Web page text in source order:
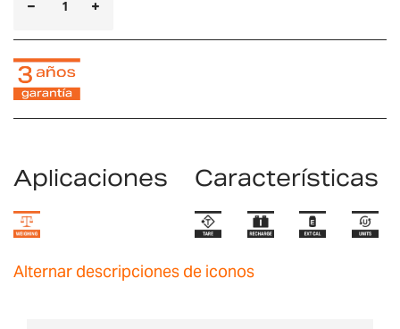
Aplicaciones Características
Alternar descripciones de iconos